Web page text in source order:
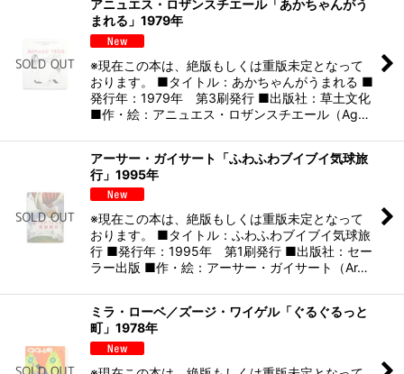
アニュエス・ロザンスチエール「あかちゃんがう
まれる」1979年
※現在この本は、絶版もしくは重版未定となって
おります。 ■タイトル：あかちゃんがうまれる ■
発行年：1979年 第3刷発行 ■出版社：草土文化
■作・絵：アニュエス・ロザンスチエール（Ag…
アーサー・ガイサート「ふわふわブイブイ気球旅
行」1995年
※現在この本は、絶版もしくは重版未定となって
おります。 ■タイトル：ふわふわブイブイ気球旅
行 ■発行年：1995年 第1刷発行 ■出版社：セー
ラー出版 ■作・絵：アーサー・ガイサート（Ar…
ミラ・ローベ／ズージ・ワイゲル「ぐるぐるっと
町」1978年